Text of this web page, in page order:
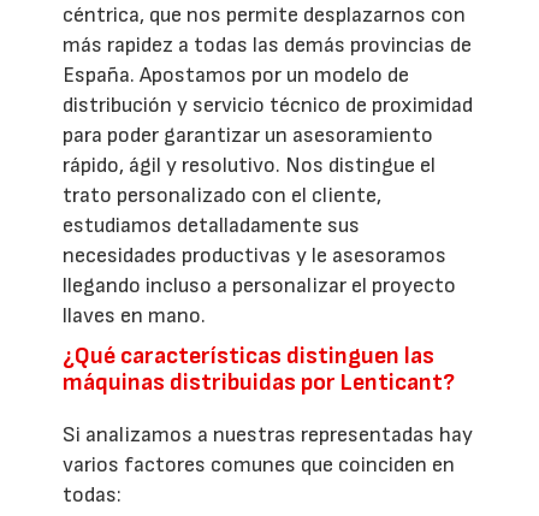
céntrica, que nos permite desplazarnos con
más rapidez a todas las demás provincias de
España. Apostamos por un modelo de
distribución y servicio técnico de proximidad
para poder garantizar un asesoramiento
rápido, ágil y resolutivo. Nos distingue el
trato personalizado con el cliente,
estudiamos detalladamente sus
necesidades productivas y le asesoramos
llegando incluso a personalizar el proyecto
llaves en mano.
¿Qué características distinguen las
máquinas distribuidas por Lenticant?
Si analizamos a nuestras representadas hay
varios factores comunes que coinciden en
todas: